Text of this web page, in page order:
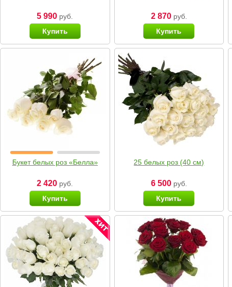
5 990 руб.
Купить
2 870руб.
Купить
Букет белых роз «Белла»
2 420 руб.
Купить
25 белых роз (40 см)
6 500руб.
Купить